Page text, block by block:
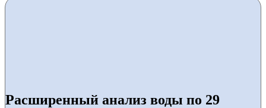
Расширенный анализ воды по 29